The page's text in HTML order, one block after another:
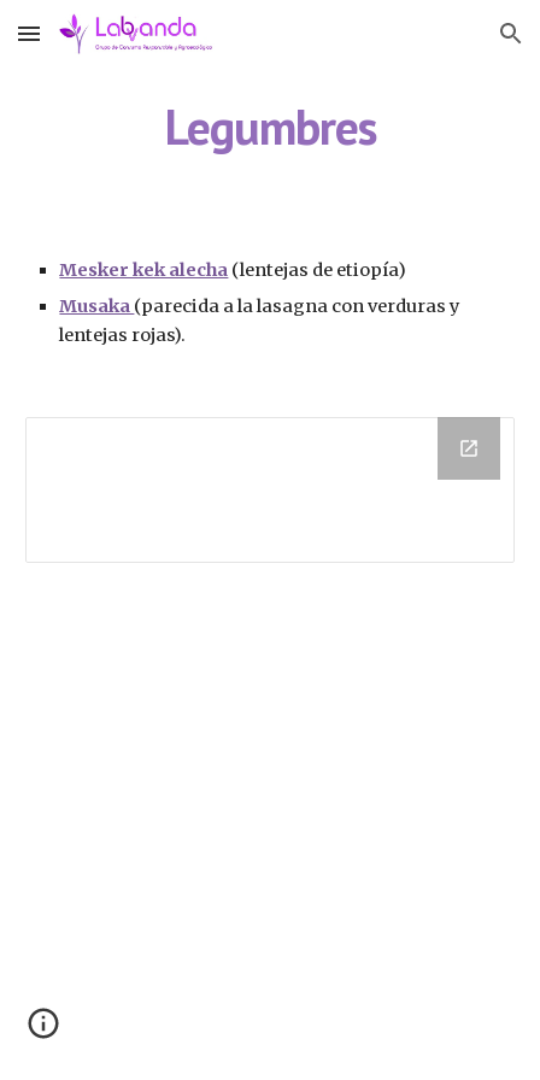
Skip to main content Skip to navigation
Legumbres
Mesker kek alecha (lentejas de etiopía)
Musaka (parecida a la lasagna con verduras y
lentejas rojas).